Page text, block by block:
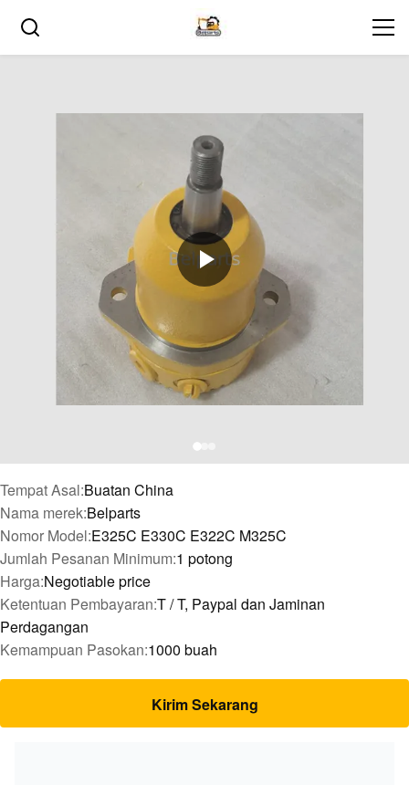
Tempat Asal:Buatan China
Nama merek:Belparts
Nomor Model:E325C E330C E322C M325C
Jumlah Pesanan Minimum:1 potong
Harga:Negotiable price
Ketentuan Pembayaran:T / T, Paypal dan Jaminan
Perdagangan
Kemampuan Pasokan:1000 buah
Kirim Sekarang